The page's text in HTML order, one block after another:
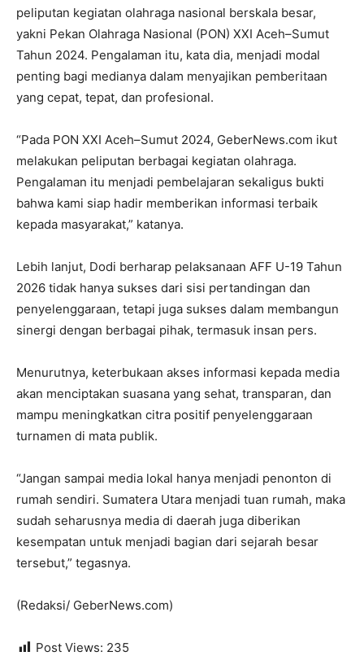
peliputan kegiatan olahraga nasional berskala besar,
yakni Pekan Olahraga Nasional (PON) XXI Aceh–Sumut
Tahun 2024. Pengalaman itu, kata dia, menjadi modal
penting bagi medianya dalam menyajikan pemberitaan
yang cepat, tepat, dan profesional.
“Pada PON XXI Aceh–Sumut 2024, GeberNews.com ikut
melakukan peliputan berbagai kegiatan olahraga.
Pengalaman itu menjadi pembelajaran sekaligus bukti
bahwa kami siap hadir memberikan informasi terbaik
kepada masyarakat,” katanya.
Lebih lanjut, Dodi berharap pelaksanaan AFF U-19 Tahun
2026 tidak hanya sukses dari sisi pertandingan dan
penyelenggaraan, tetapi juga sukses dalam membangun
sinergi dengan berbagai pihak, termasuk insan pers.
Menurutnya, keterbukaan akses informasi kepada media
akan menciptakan suasana yang sehat, transparan, dan
mampu meningkatkan citra positif penyelenggaraan
turnamen di mata publik.
“Jangan sampai media lokal hanya menjadi penonton di
rumah sendiri. Sumatera Utara menjadi tuan rumah, maka
sudah seharusnya media di daerah juga diberikan
kesempatan untuk menjadi bagian dari sejarah besar
tersebut,” tegasnya.
(Redaksi/ GeberNews.com)
Post Views: 235